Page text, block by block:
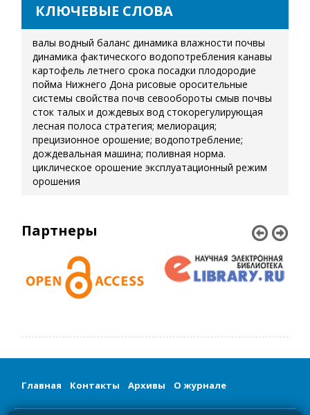
КЛЮЧЕВЫЕ СЛОВА
валы водный баланс динамика влажности почвы
динамика фактического водопотребления канавы
картофель летнего срока посадки плодородие
пойма Нижнего Дона рисовые оросительные
системы свойства почв севообороты смыв почвы
сток талых и дождевых вод стокорегулирующая
лесная полоса стратегия; мелиорация;
прецизионное орошение; водопотребление;
дождевальная машина; поливная норма.
циклическое орошение эксплуатационный режим
орошения
Партнеры
Главная Контакты Архивы О журнале